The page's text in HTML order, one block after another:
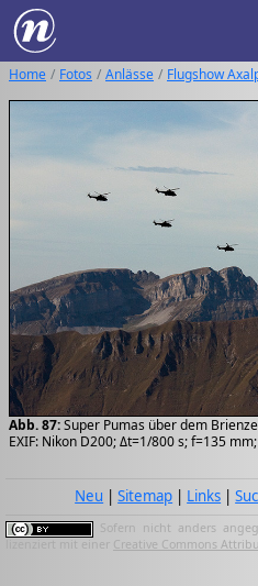
Home Fotos Anlässe Flugshow
Abb. 87:Super Pumas über dem
EXIF: Nikon D200; Δt=1/800 s; f=135
Neu |Sitemap | Links |
Sofern nicht anders
lizenziert mit einer Creative Commons